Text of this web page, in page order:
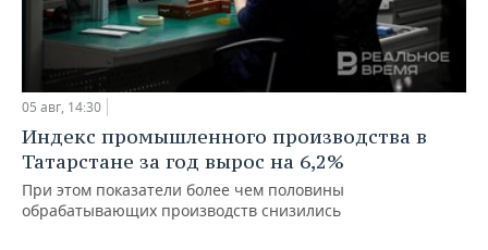
05 авг, 14:30
Индекс промышленного производства в
Татарстане за год вырос на 6,2%
При этом показатели более чем половины
обрабатывающих производств снизились